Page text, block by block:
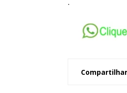
.
Compartilhar